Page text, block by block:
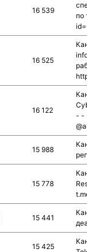
16 539
по
16 525
16 122
- -
15 988
15 778
15 441
15 425